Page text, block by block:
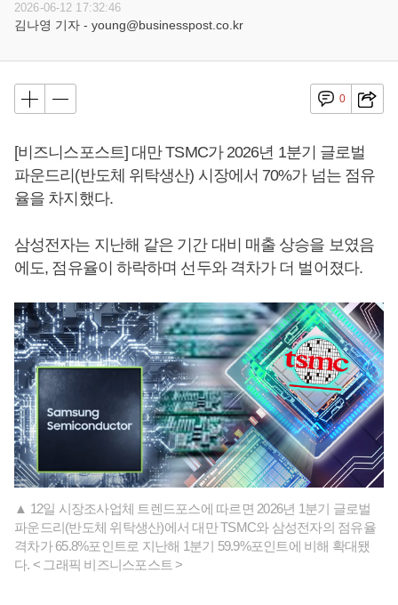
2026-06-12 17:32:46
김나영 기자 - young@businesspost.co.kr
0
[비즈니스포스트] 대만 TSMC가 2026년 1분기 글로벌
파운드리(반도체 위탁생산) 시장에서 70%가 넘는 점유
율을 차지했다.
삼성전자는 지난해 같은 기간 대비 매출 상승을 보였음
에도, 점유율이 하락하며 선두와 격차가 더 벌어졌다.
▲ 12일 시장조사업체 트렌드포스에 따르면 2026년 1분기 글로벌
파운드리(반도체 위탁생산)에서 대만 TSMC와 삼성전자의 점유율
격차가 65.8%포인트로 지난해 1분기 59.9%포인트에 비해 확대됐
다. < 그래픽 비즈니스포스트 >